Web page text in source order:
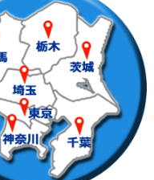
+8,800円
44,000円
+8,800円